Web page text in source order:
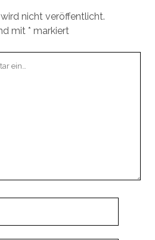
nicht veröffentlicht.
mit * markiert